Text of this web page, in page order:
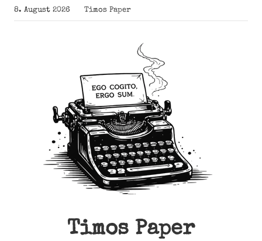
Zum
Inhalt
8. August 2026 Timos Paper
Timos Paper